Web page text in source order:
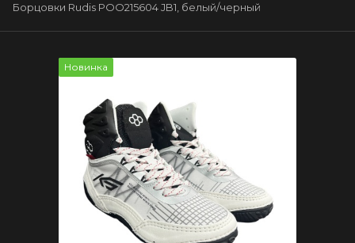
Борцовки Rudis POO215604 JB1, белый/черный
Новинка